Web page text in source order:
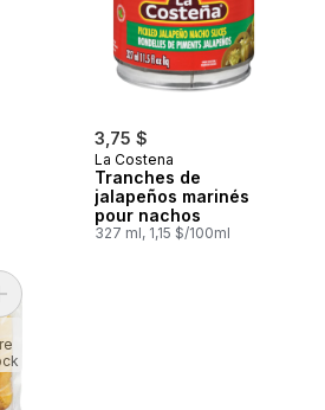
3,75 $
La Costena
Tranches de
jalapeños marinés
pour nachos
327 ml, 1,15 $/100ml
Bâtonnets au fromage style